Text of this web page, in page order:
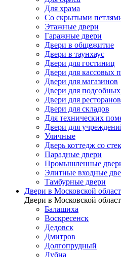
Для храма
Со скрытыми
Этажные двери
Гаражные двери
Двери в общежитие
Двери в таунхаус
Двери для гостиниц
Двери для кассовых
Двери для магазинов
Двери для
Двери для ресторанов
Двери для складов
Для технических
Двери для
Уличные
Дверь коттедж со
Парадные двери
Промышленные
Элитные входные
Тамбурные двери
Двери в Московской
Двери в Московской
Балашиха
Воскресенск
Дедовск
Дмитров
Долгопрудный
Дубна